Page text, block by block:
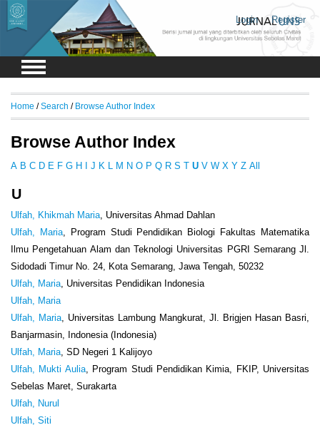
Login Register
Home /Search / Browse Author Index
Browse Author Index
A B C D E F G H J K M N O P Q R S T U V W X Y Z All
U
Ulfah, Khikmah Maria, Universitas Ahmad Dahlan
Ulfah, Maria, Program Studi Pendidikan Biologi Fakultas Matematika
Ilmu Pengetahuan Alam dan Teknologi Universitas PGRI Semarang Jl.
Sidodadi Timur No. 24, Kota Semarang, Jawa Tengah, 50232
Ulfah, Maria, Universitas Pendidikan Indonesia
Ulfah, Maria
Ulfah, Maria, Universitas Lambung Mangkurat, Jl. Brigjen Hasan Basri,
Banjarmasin, Indonesia (Indonesia)
Ulfah, Maria, SD Negeri 1 Kalijoyo
Ulfah, Mukti Aulia, Program Studi Pendidikan Kimia, FKIP, Universitas
Sebelas Maret, Surakarta
Ulfah, Nurul
Ulfah, Siti